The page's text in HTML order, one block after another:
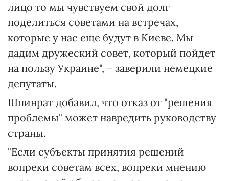
лицо то мы чувствуем свой долг
поделиться советами на встречах,
которые у нас еще будут в Киеве. Мы
дадим дружеский совет, который пойдет
на пользу Украине", − заверили немецкие
депутаты.
Шпинрат добавил, что отказ от "решения
проблемы" может навредить руководству
страны.
"Если субъекты принятия решений
вопреки советам всех, вопреки мнению